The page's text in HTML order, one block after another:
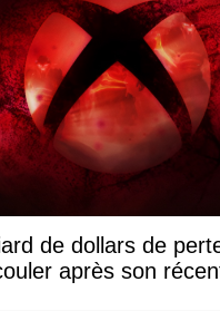
de dollars de
après son